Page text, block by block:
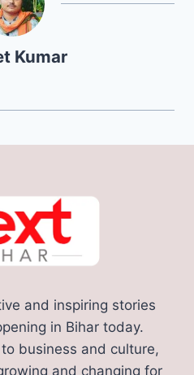
Kumar
and inspiring stories
in Bihar today.
business and culture,
and changing for